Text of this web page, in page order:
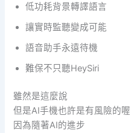
低功耗背景轉譯語言
讓實時監聽變成可能
語音助手永遠待機
難保不只聽HeySiri
雖然是這麼說
但是AI手機也許是有風險的喔
因為隨著AI的進步